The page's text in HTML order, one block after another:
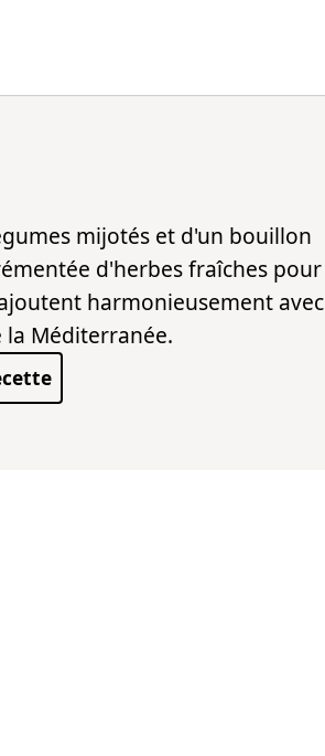
mijotés et d'un bouillon
d'herbes fraîches pour
harmonieusement avec
la Méditerranée.